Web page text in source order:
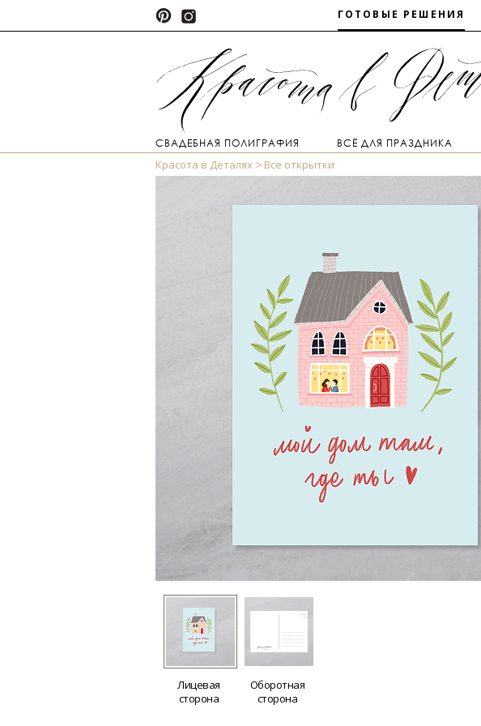
ГОТОВЫЕ РЕШЕНИЯ
СВАДЕБНАЯ ПОЛИГРАФИЯ ВСЁ ДЛЯ ПРАЗДНИКА
Красота в Деталях Все открытки
Лицевая
сторона
Оборотная
сторона